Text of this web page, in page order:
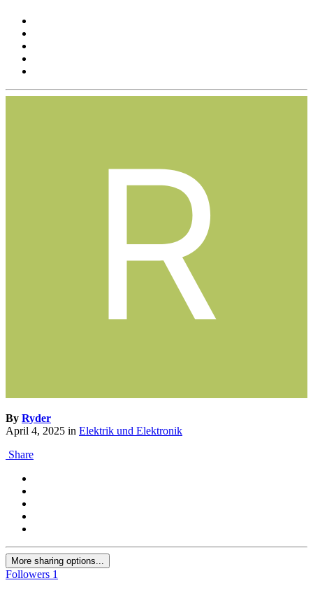
By Ryder
April 4, 2025 in Elektrik und Elektronik
Share
More sharing options...
Followers 1